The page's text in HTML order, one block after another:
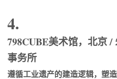
4.
798CUBE美术馆，北京
事务所
遵循工业遗产的建造逻辑，塑